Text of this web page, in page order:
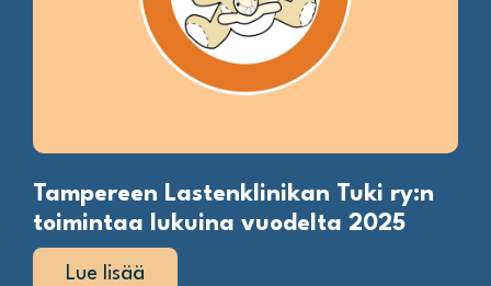
Tampereen Lastenklinikan Tuki ry:n
toimintaa lukuina vuodelta 2025
Lue lisää